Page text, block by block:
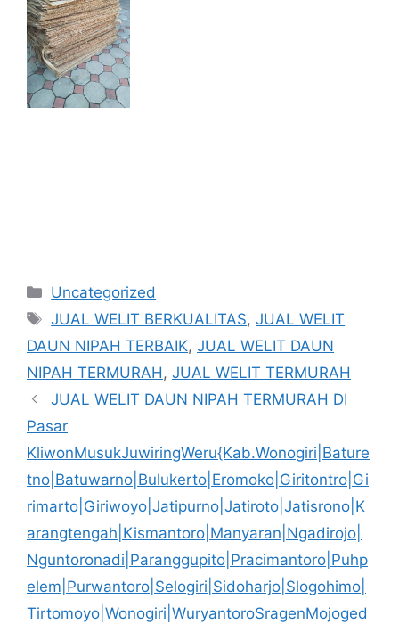
Kategori
Uncategorized
Tag
JUAL WELIT BERKUALITAS,JUAL WELIT
DAUN NIPAH TERBAIK, JUAL WELIT DAUN
NIPAH TERMURAH, JUAL WELIT TERMURAH
JUAL WELIT DAUN NIPAH TERMURAH DI
Pasar
KliwonMusukJuwiringWeru{Kab.Wonogiri|Bature
tno|Batuwarno|Bulukerto|Eromoko|Giritontro|Gi
rimarto|Giriwoyo|Jatipurno|Jatiroto|Jatisrono|K
arangtengah|Kismantoro|Manyaran|Ngadirojo|
Nguntoronadi|Paranggupito|Pracimantoro|Puhp
elem|Purwantoro|Selogiri|Sidoharjo|Slogohimo|
Tirtomoyo|Wonogiri|WuryantoroSragenMojoged